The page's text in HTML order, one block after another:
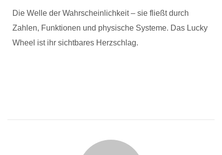
Die Welle der Wahrscheinlichkeit – sie fließt durch
Zahlen, Funktionen und physische Systeme. Das Lucky
Wheel ist ihr sichtbares Herzschlag.